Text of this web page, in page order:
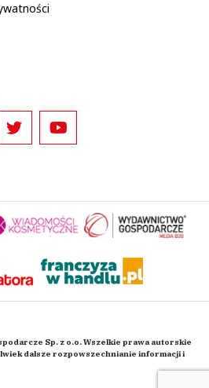
Sp. z o.o. Wszelkie prawa autorskie
dalsze rozpowszechnianie informacji i